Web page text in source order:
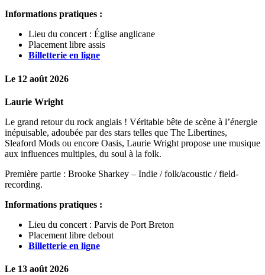
Informations pratiques :
Lieu du concert : Église anglicane
Placement libre assis
Billetterie en ligne
Le 12 août 2026
Laurie Wright
Le grand retour du rock anglais ! Véritable bête de scène à l’énergie
inépuisable, adoubée par des stars telles que The Libertines,
Sleaford Mods ou encore Oasis, Laurie Wright propose une musique
aux influences multiples, du soul à la folk.
Première partie : Brooke Sharkey – Indie / folk/acoustic / field-
recording.
Informations pratiques :
Lieu du concert : Parvis de Port Breton
Placement libre debout
Billetterie en ligne
Le 13 août 2026